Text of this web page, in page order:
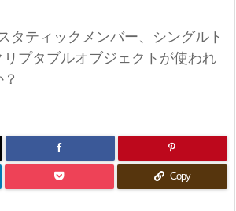

検索
タティックメンバー、シングルト
プタブルオブジェクトが使われ
Copy